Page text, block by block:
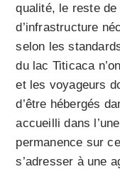
qualité, le reste
d’infrastructure
selon les
du lac Titicaca
et les voyageurs
d’être hébergés
accueilli dans
permanence sur
s’adresser à une